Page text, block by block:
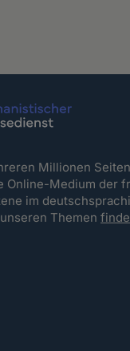
Millionen
Online-Medium der
im
Themen